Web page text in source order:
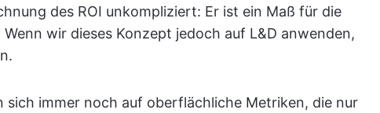
des ROI unkompliziert: Er ist ein Maß für die
wir dieses Konzept jedoch auf L&D anwenden,
sich immer noch auf oberflächliche Metriken, die nur